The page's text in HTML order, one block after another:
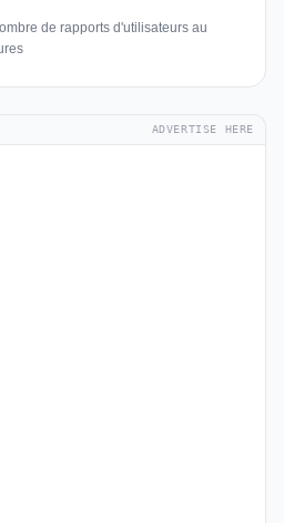
de rapports d'utilisateurs au
ADVERTISE HERE